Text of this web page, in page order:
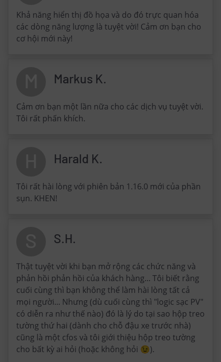
Khả năng hiển thị đồ họa và do đó trực quan hóa
các dòng năng lượng là tuyệt vời! Cảm ơn bạn cho
cơ hội mới này!
Markus K.
Cảm ơn bạn một lần nữa cho các dịch vụ tuyệt vời.
Tôi rất phấn khích.
Harald K.
Tôi rất hài lòng với phiên bản 1.16.0 mới của phần
sụn. KHEN!
S.H.
Thật tuyệt vời khi bạn mở rộng các chức năng và
phản hồi phản hồi của khách hàng... Tôi biết rằng
cuối cùng thì bạn không thể làm hài lòng tất cả
mọi người... Nhưng (dù cuối cùng thì "logic sạc PV"
có diễn ra như thế nào) đó là lý do tại sao hộp treo
tường thứ hai (dành cho chỗ đậu xe trước nhà)
cũng là một cfos và tôi giới thiệu hộp treo tường
cho bất kỳ ai hỏi (hoặc không hỏi 😉).